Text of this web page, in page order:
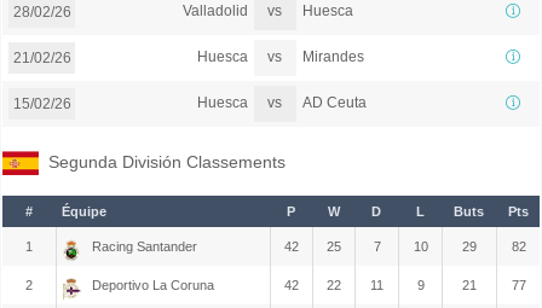
28/02/26 Valladolid vs Huesca
21/02/26 Huesca vs Mirandes
15/02/26 Huesca vs AD Ceuta
Segunda División Classements
# Équipe P W D L Buts Pts
1 Racing Santander 42 25 7 10 29 82
2 Deportivo La Coruna 42 22 11 9 21 77